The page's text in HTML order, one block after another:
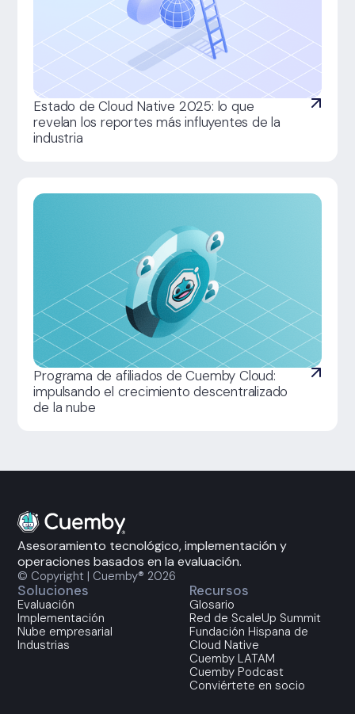
Estado de Cloud Native 2025: lo que
revelan los reportes más influyentes de la
industria
Programa de afiliados de Cuemby Cloud:
impulsando el crecimiento descentralizado
de la nube
Asesoramiento tecnológico, implementación y
operaciones basados en la evaluación.
© Copyright | Cuemby® 2026
Soluciones
Evaluación
Implementación
Nube empresarial
Industrias
Recursos
Glosario
Red de ScaleUp Summit
Fundación Hispana de
Cloud Native
Cuemby LATAM
Cuemby Podcast
Conviértete en socio